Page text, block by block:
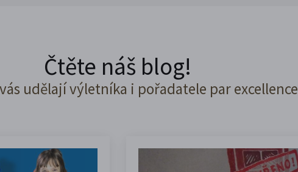
Čtěte náš blog!
udělají výletníka i pořadatele par excellence